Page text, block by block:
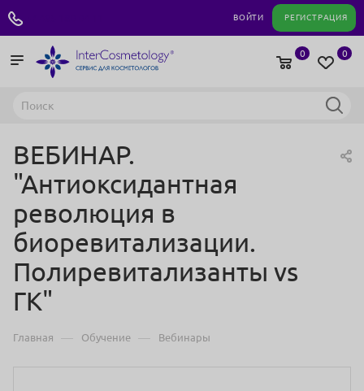
ВОЙТИ РЕГИСТРАЦИЯ
0
0
ВЕБИНАР.
"Антиоксидантная
революция в
биоревитализации.
Полиревитализанты vs
ГК"
Главная — Обучение — Вебинары